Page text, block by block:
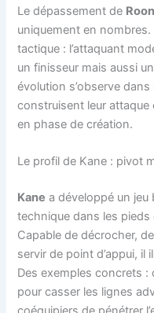
Le dépassement de
uniquement en
tactique : l’attaquant
un finisseur mais aussi
évolution s’observe
construisent leur attaque
en phase de création.
Le profil de Kane : pivot
Kane a développé un jeu
technique dans les pieds
Capable de décrocher,
servir de point d’appui, il
Des exemples concrets
pour casser les lignes